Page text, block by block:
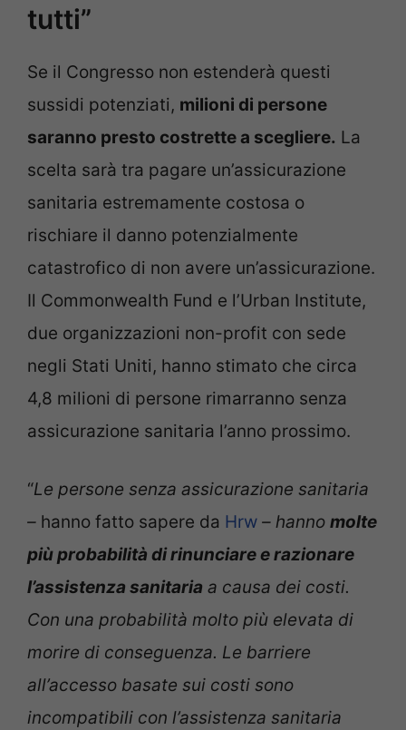
tutti”
Se il Congresso non estenderà questi
sussidi potenziati, milioni di persone
saranno presto costrette a scegliere. La
scelta sarà tra pagare un’assicurazione
sanitaria estremamente costosa o
rischiare il danno potenzialmente
catastrofico di non avere un’assicurazione.
Il Commonwealth Fund e l’Urban Institute,
due organizzazioni non-profit con sede
negli Stati Uniti, hanno stimato che circa
4,8 milioni di persone rimarranno senza
assicurazione sanitaria l’anno prossimo.
“Le persone senza assicurazione sanitaria
– hanno fatto sapere da Hrw – hanno molte
più probabilità di rinunciare e razionare
l’assistenza sanitaria a causa dei costi.
Con una probabilità molto più elevata di
morire di conseguenza. Le barriere
all’accesso basate sui costi sono
incompatibili con l’assistenza sanitaria